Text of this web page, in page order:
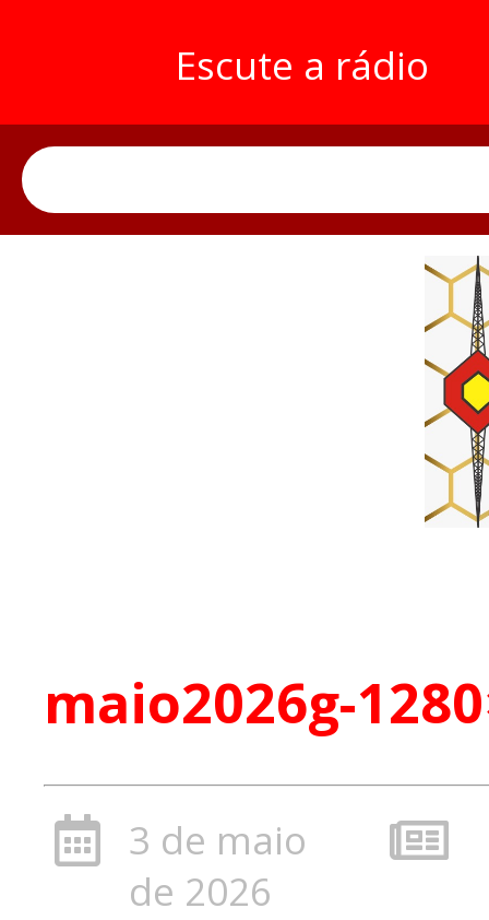
Escute a rádio
maio2026g-
3 de maio
de 2026